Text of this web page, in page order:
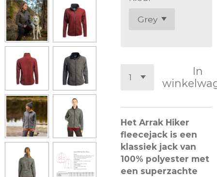
In
Het Arrak Hiker
fleecejack is een
klassiek jack van
100% polyester met
een superzachte